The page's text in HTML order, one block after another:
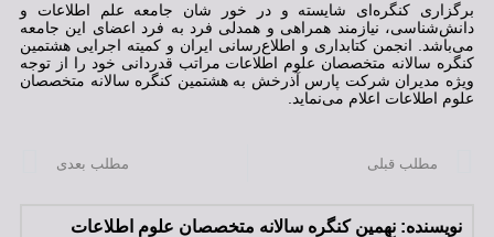
برگزاری کنگره‌ای شایسته و در خور شان جامعه علم اطلاعات و
دانش‌شناسی، نیازمند همراهی و همدلی فرد به فرد اعضای این جامعه
می‌باشد. انجمن کتابداری و اطلاع‌رسانی ایران و کمیته اجرایی هشتمین
کنگره سالانه متخصصان علوم‌ اطلاعات مراتب قدردانی خود را از توجه
ویژه مدیران شرکت پارس آذرخش به هشتمین کنگره سالانه متخصصان
علوم اطلاعات اعلام می‌نماید.
مطلب قبلی مطلب بعدی
نویسنده: نهمین کنگره سالانه متخصصان علوم اطلاعات